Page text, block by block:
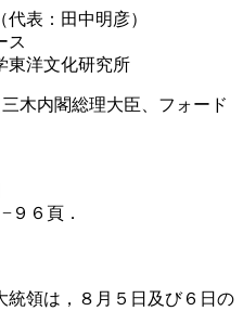
表：田中明彦）
ス
東洋文化研究所
木内閣総理大臣、フォード
６頁．
統領は，８月５日及び６日の